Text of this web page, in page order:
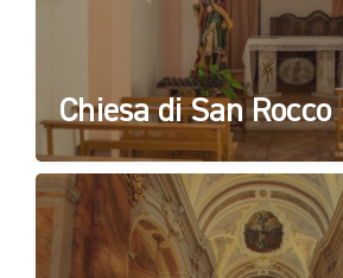
Chiesa di San Rocco